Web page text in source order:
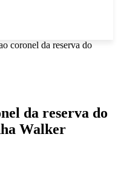
coronel da reserva do
da reserva do
Walker